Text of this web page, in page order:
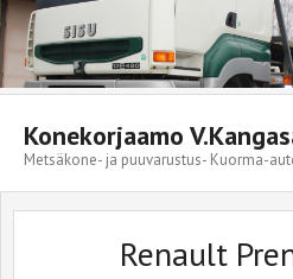
Skip
to
content
Konekorjaamo
Metsäkone- ja puuvarustus- Kuorma-
Renault